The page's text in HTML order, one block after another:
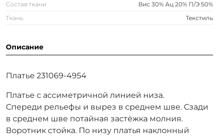
Состав ткани
Вис 30% Ац 20% П/Э 50%
Ткань
Текстиль
Описание
Платье 231069-4954
Платье с ассиметричной линией низа.
Спереди рельефы и вырез в среднем шве. Сзади
в среднем шве потайная застёжка молния.
Воротник стойка. По низу платья наклонный